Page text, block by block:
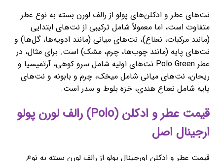
نت‌های عطر و ادکلن‌های پولو از رالف لورن بسته به نوع عطر
متفاوت است، اما معمولاً شامل ترکیبی از نت‌های ابتدایی
(مانند مرکبات، نعناع)، نت‌های میانی (مانند ادویه‌ها، گل‌ها) و
نت‌های پایه (مانند چوب‌ها، چرم، مشک) است. برای مثال، در
عطر Polo Green نت‌های اولیه شامل سرو کوهی، آرتمیسیا و
ریحان، نت‌های میانی شامل میخک، چرم و بابونه و نت‌های
پایه شامل نعناع هندی، خزه بلوط و سدر است.
قیمت عطر و ادکلن (Polo) رالف لورن پولو
ارجینال اصل
قیمت عطر و ادکلن اورجینال پولو از رالف لورن بسته به نوع